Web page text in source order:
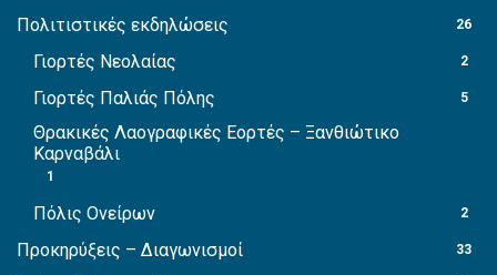
Πολιτιστικές εκδηλώσεις 26
Γιορτές Νεολαίας 2
Γιορτές Παλιάς Πόλης 5
Θρακικές Λαογραφικές Εορτές – Ξανθιώτικο
Καρναβάλι
1
Πόλις Ονείρων 2
Προκηρύξεις – Διαγωνισμοί 33